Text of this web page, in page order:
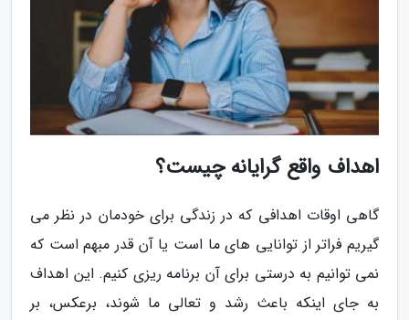
اهداف واقع گرایانه چیست؟
گاهی اوقات اهدافی که در زندگی برای خودمان در نظر می
گیریم فراتر از توانایی های ما است یا آن قدر مبهم است که
نمی توانیم به درستی برای آن برنامه ریزی کنیم. این اهداف
به جای اینکه باعث رشد و تعالی ما شوند، برعکس، بر